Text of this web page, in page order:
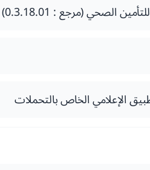
الصحي (مرجع : 0.3.18.01)